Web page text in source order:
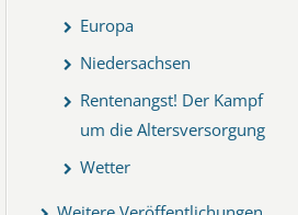
Europa
Niedersachsen
Rentenangst! Der Kampf
um die Altersversorgung
Wetter